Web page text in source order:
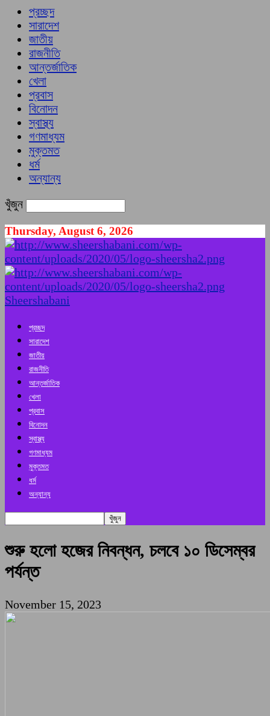
প্রচ্ছদ
সারাদেশ
জাতীয়
রাজনীতি
আন্তর্জাতিক
খেলা
প্রবাস
বিনোদন
স্বাস্থ্য
গণমাধ্যম
মুক্তমত
ধর্ম
অন্যান্য
খুঁজুন
Thursday, August 6, 2026
Sheershabani
প্রচ্ছদ
সারাদেশ
জাতীয়
রাজনীতি
আন্তর্জাতিক
খেলা
প্রবাস
বিনোদন
স্বাস্থ্য
গণমাধ্যম
মুক্তমত
ধর্ম
অন্যান্য
শুরু হলো হজের নিবন্ধন, চলবে ১০ ডিসেম্বর
পর্যন্ত
November 15, 2023